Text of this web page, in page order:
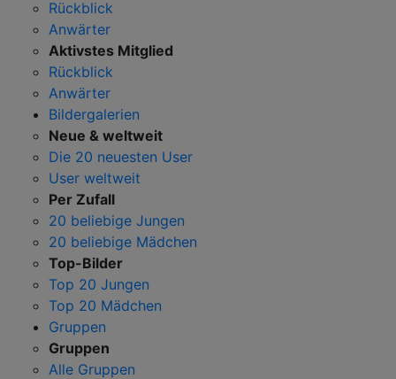
Rückblick
Anwärter
Aktivstes Mitglied
Rückblick
Anwärter
Bildergalerien
Neue & weltweit
Die 20 neuesten User
User weltweit
Per Zufall
20 beliebige Jungen
20 beliebige Mädchen
Top-Bilder
Top 20 Jungen
Top 20 Mädchen
Gruppen
Gruppen
Alle Gruppen